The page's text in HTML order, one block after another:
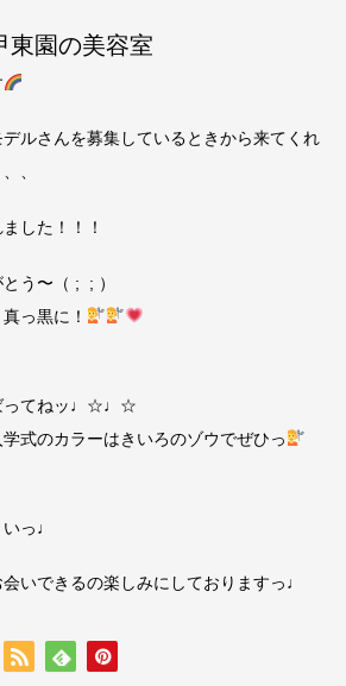
東園の美容室
ルさんを募集しているときから来てくれ
、
した！！！
う〜（ ; ; ）
っ黒に！
ってねッ♩☆♩☆
式のカラーはきいろのゾウでぜひっ
っ♩
いできるの楽しみにしておりますっ♩